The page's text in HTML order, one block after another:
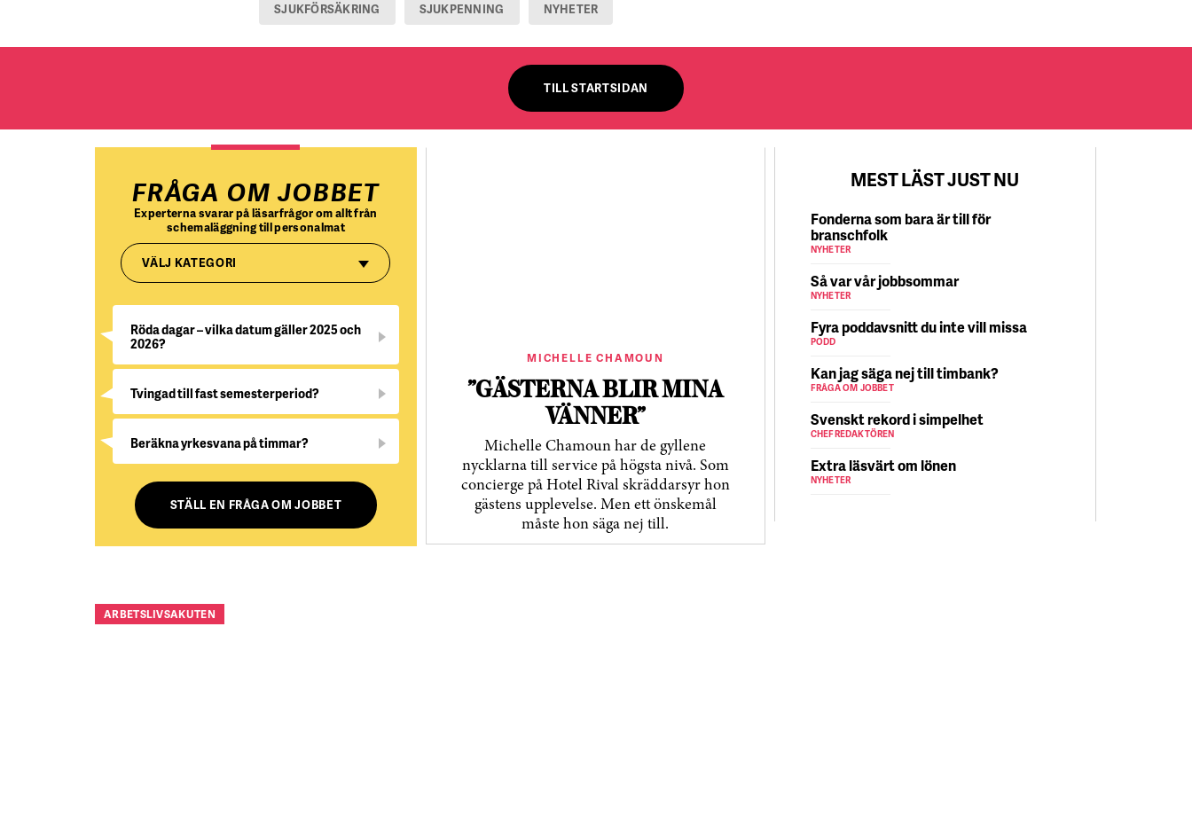
SJUKFÖRSÄKRING SJUKPENNING NYHETER
TILL STARTSIDAN
FRÅGA OM JOBBET
Experterna svarar på läsarfrågor om allt från
schemaläggning till personalmat
VÄLJ KATEGORI
Röda dagar – vilka datum gäller 2025 och
2026?
Tvingad till fast semesterperiod?
Beräkna yrkesvana på timmar?
STÄLL EN FRÅGA OM JOBBET
MICHELLE CHAMOUN
”GÄSTERNA BLIR MINA
VÄNNER”
Michelle Chamoun har de gyllene
nycklarna till service på högsta nivå. Som
concierge på Hotel Rival skräddarsyr hon
gästens upp­levelse. Men ett önskemål
måste hon säga nej till.
MEST LÄST JUST NU
Fonderna som bara är till för
branschfolk
NYHETER
Så var vår jobbsommar
NYHETER
Fyra poddavsnitt du inte vill missa
PODD
Kan jag säga nej till timbank?
FRÅGA OM JOBBET
Svenskt rekord i simpelhet
CHEFREDAKTÖREN
Extra läsvärt om lönen
NYHETER
ARBETSLIVSAKUTEN